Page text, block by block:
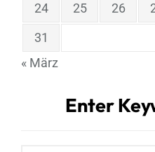
24
25 26
31
« März
Enter